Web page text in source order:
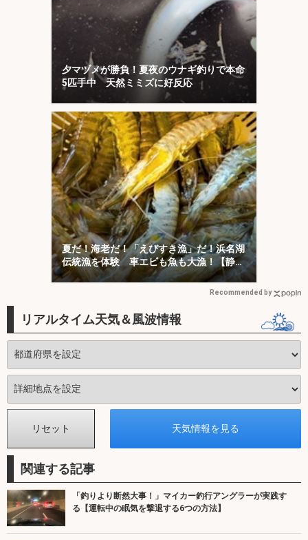
夕マヅメが勝負！夏夜のウナギ釣りで本命
5匹手中 天然ミミズに好反応
夏だ！海老だ！「えびすき漁」だ！浜名湖
伝統漁を体験 車エビも魚も大漁！【静
岡】
Recommended by
リアルタイム天気＆風波情報
関連する記事
「釣りより断然大事！」マイカー釣行アングラーが実践す
る【運転中の眠気を撃退する6つの方法】